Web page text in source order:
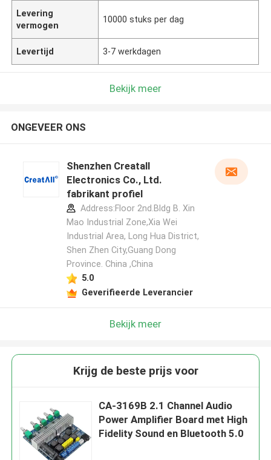
Levering
vermogen
10000 stuks per dag
Levertijd 3-7 werkdagen
Bekijk meer
ONGEVEER ONS
Shenzhen Creatall
Electronics Co., Ltd.
fabrikant profiel
Address:Floor 2nd.Bldg B. Xin
Mao Industrial Zone,Xia Wei
Industrial Area, Long Hua District,
Shen Zhen City,Guang Dong
Province. China ,China
5.0
Geverifieerde Leverancier
Bekijk meer
Krijg de beste prijs voor
CA-3169B 2.1 Channel Audio
Power Amplifier Board met High
Fidelity Sound en Bluetooth 5.0